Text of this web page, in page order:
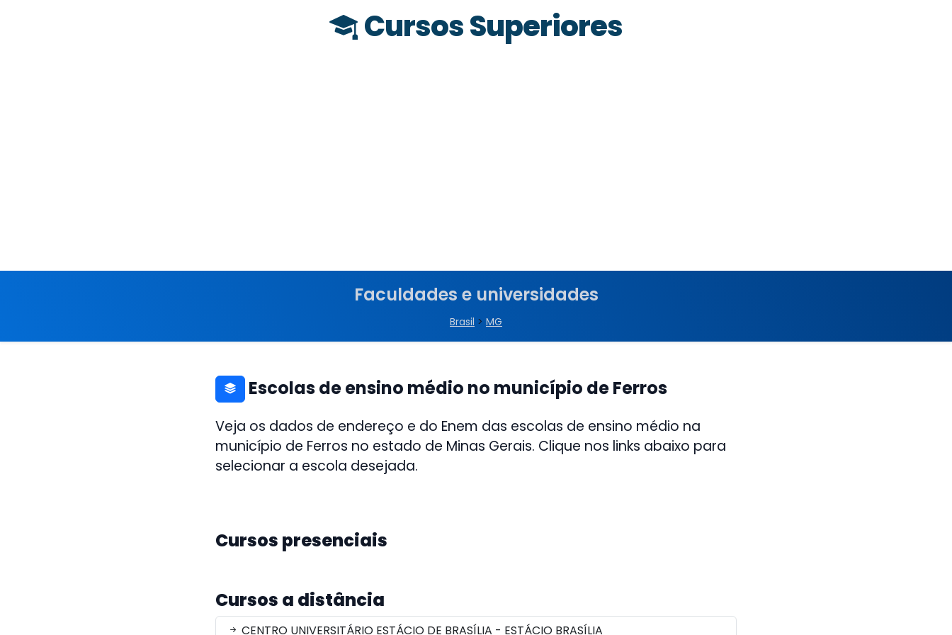
Cursos Superiores
Faculdades e universidades
Brasil > MG
Escolas de ensino médio no município de Ferros
Veja os dados de endereço e do Enem das escolas de ensino médio na
município de Ferros no estado de Minas Gerais. Clique nos links abaixo para
selecionar a escola desejada.
Cursos presenciais
Cursos a distância
CENTRO UNIVERSITÁRIO ESTÁCIO DE BRASÍLIA - ESTÁCIO BRASÍLIA